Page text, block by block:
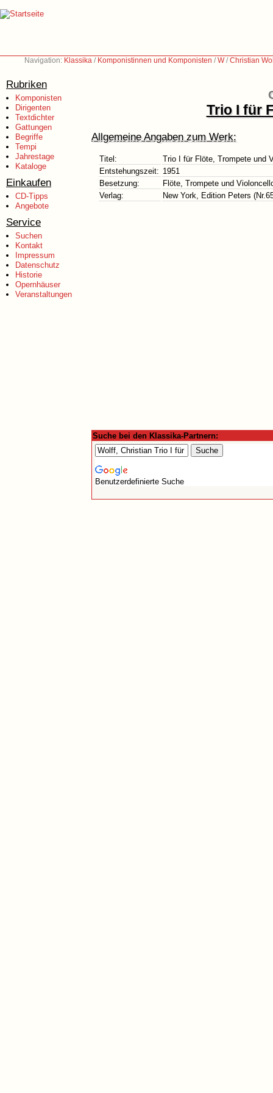
Navigation: Klassika / Komponistinnen und Komponisten /W/Christian
Rubriken
Komponisten
Dirigenten
Textdichter
Gattungen
Begriffe
Tempi
Jahrestage
Kataloge
Einkaufen
CD-Tipps
Angebote
Service
Suchen
Kontakt
Impressum
Datenschutz
Historie
Opernhäuser
Veranstaltungen
Trio I für
Allgemeine Angaben zum Werk:
Titel:
Trio I für Flöte, Trompete und
Entstehungszeit: 1951
Besetzung:
Flöte, Trompete und
Verlag:
New York, Edition Peters
Suche bei den Klassika-Partnern:
Benutzerdefinierte Suche